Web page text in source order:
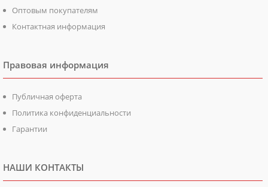
Оптовым покупателям
Контактная информация
Правовая информация
Публичная оферта
Политика конфиденциальности
Гарантии
НАШИ КОНТАКТЫ